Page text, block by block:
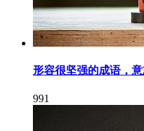
形容很坚强的成语，
991